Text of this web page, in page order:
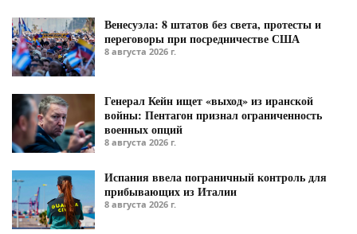
Венесуэла: 8 штатов без света, протесты и
переговоры при посредничестве США
8 августа 2026 г.
Генерал Кейн ищет «выход» из иранской
войны: Пентагон признал ограниченность
военных опций
8 августа 2026 г.
Испания ввела пограничный контроль для
прибывающих из Италии
8 августа 2026 г.